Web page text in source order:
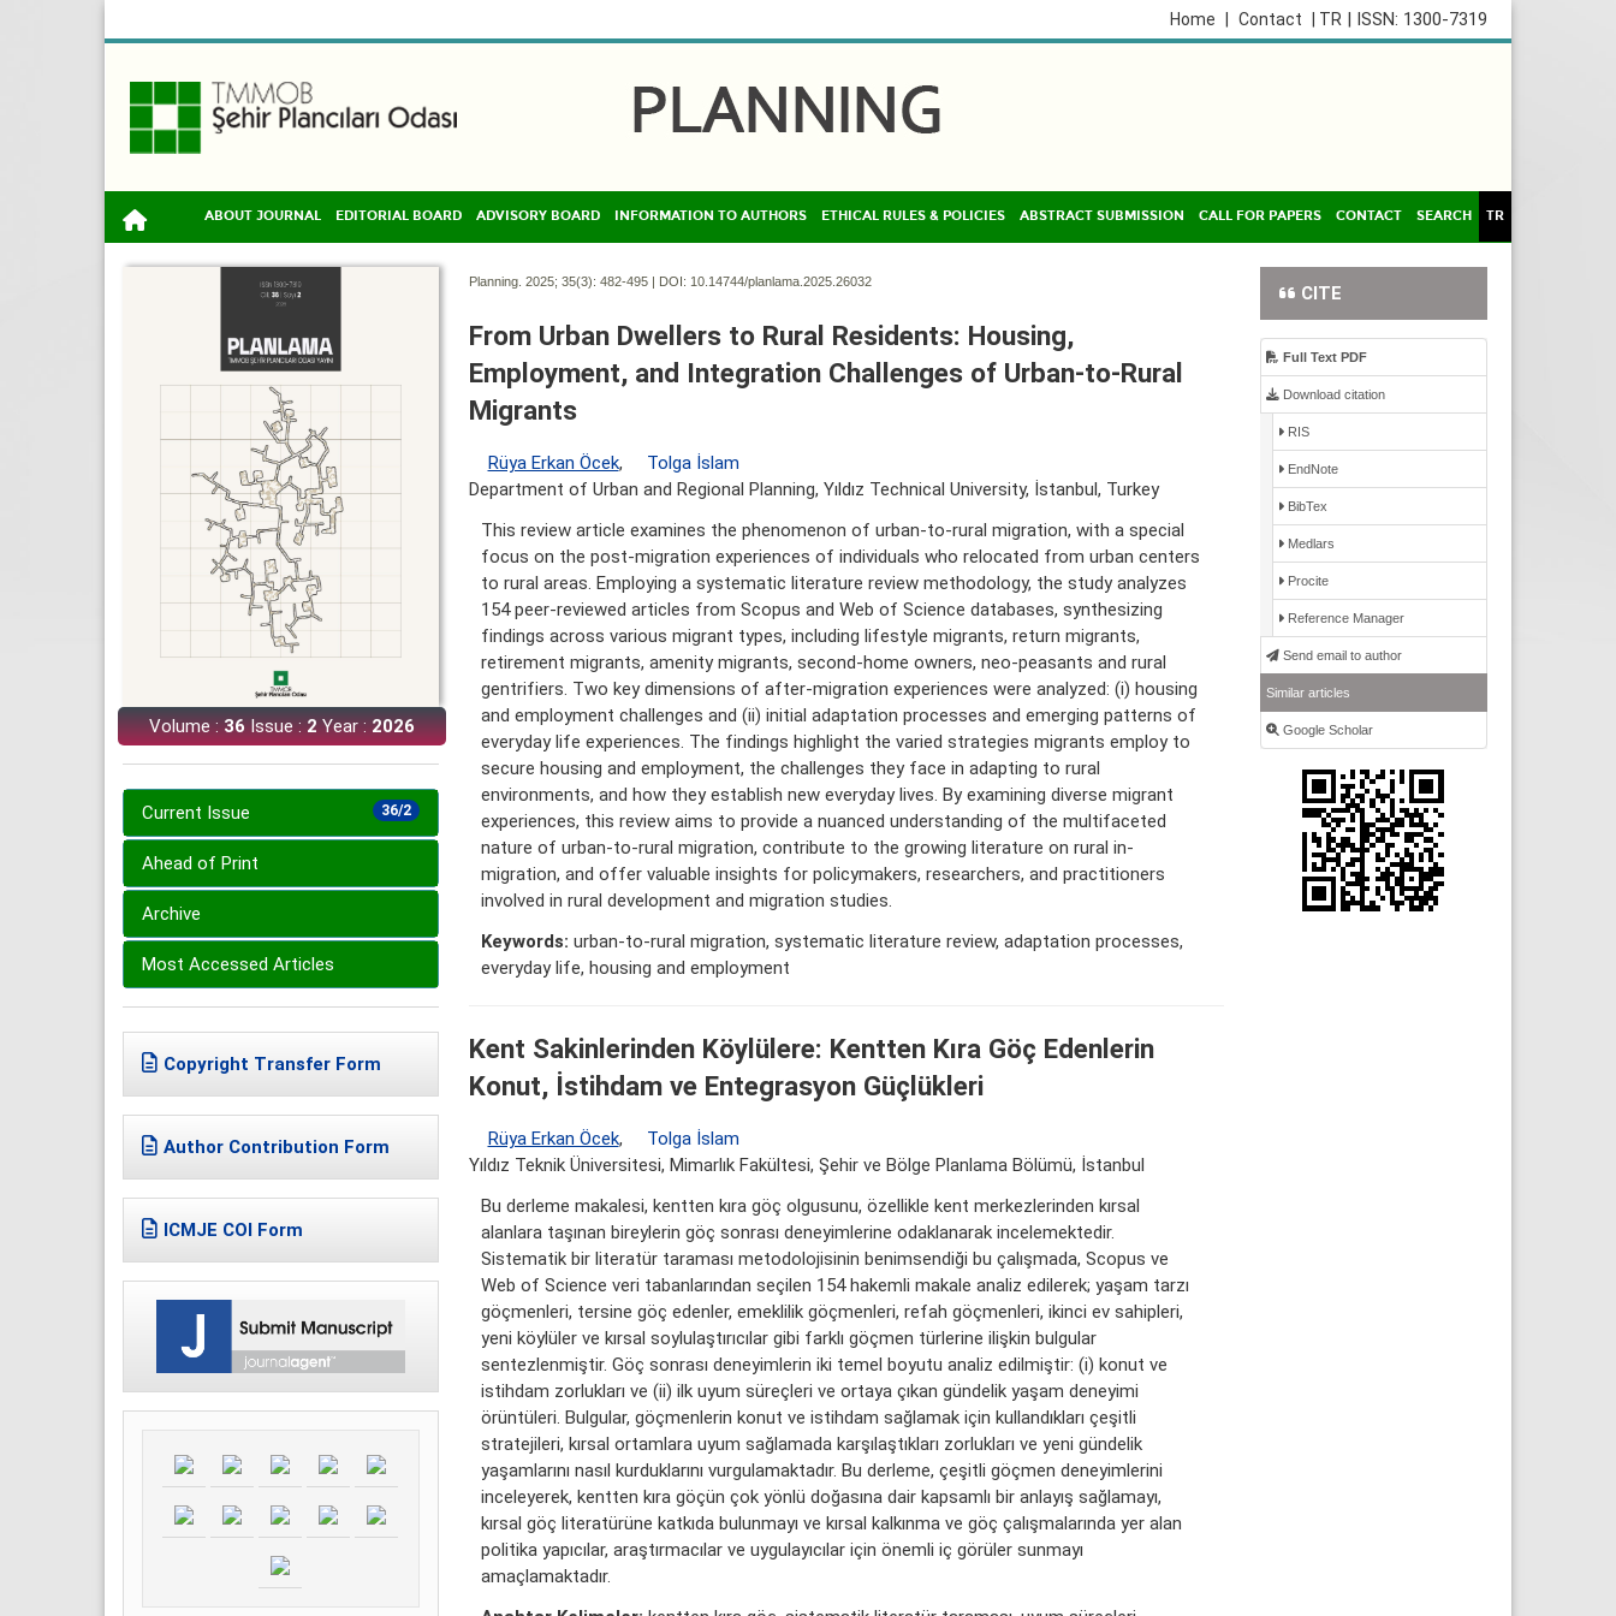
| ISSN: 1300-7319
| TR
Contact
Home
ABOUT JOURNAL EDITORIAL BOARD ADVISORY BOARD INFORMATION TO AUTHORS ETHICAL RULES & POLICIES ABSTRACT SUBMISSION CALL FOR PAPERS CONTACT SEARCH TR
Volume :36Issue :2Year :2026
36/2
Current Issue
Ahead of Print
Archive
Most Accessed Articles
Copyright Transfer Form
Author Contribution Form
ICMJE COI Form
Planning. 2025; 35(3): 482-495 | DOI: 10.14744/planlama.2025.26032
From Urban Dwellers to Rural Residents: Housing,
Employment, and Integration Challenges of Urban-to-Rural
Migrants
Rüya Erkan Öcek,
Tolga İslam
Department of Urban and Regional Planning, Yıldız Technical University, İstanbul, Turkey
This review article examines the phenomenon of urban-to-rural migration, with a special
focus on the post-migration experiences of individuals who relocated from urban centers
to rural areas. Employing a systematic literature review methodology, the study analyzes
154 peer-reviewed articles from Scopus and Web of Science databases, synthesizing
findings across various migrant types, including lifestyle migrants, return migrants,
retirement migrants, amenity migrants, second-home owners, neo-peasants and rural
gentrifiers. Two key dimensions of after-migration experiences were analyzed: (i) housing
and employment challenges and (ii) initial adaptation processes and emerging patterns of
everyday life experiences. The findings highlight the varied strategies migrants employ to
secure housing and employment, the challenges they face in adapting to rural
environments, and how they establish new everyday lives. By examining diverse migrant
experiences, this review aims to provide a nuanced understanding of the multifaceted
nature of urban-to-rural migration, contribute to the growing literature on rural in-
migration, and offer valuable insights for policymakers, researchers, and practitioners
involved in rural development and migration studies.
Keywords: urban-to-rural migration, systematic literature review, adaptation processes,
everyday life, housing and employment
Kent Sakinlerinden Köylülere: Kentten Kıra Göç Edenlerin
Konut, İstihdam ve Entegrasyon Güçlükleri
Rüya Erkan Öcek,
Tolga İslam
Yıldız Teknik Üniversitesi, Mimarlık Fakültesi, Şehir ve Bölge Planlama Bölümü, İstanbul
Bu derleme makalesi, kentten kıra göç olgusunu, özellikle kent merkezlerinden kırsal
alanlara taşınan bireylerin göç sonrası deneyimlerine odaklanarak incelemektedir.
Sistematik bir literatür taraması metodolojisinin benimsendiği bu çalışmada, Scopus ve
Web of Science veri tabanlarından seçilen 154 hakemli makale analiz edilerek; yaşam tarzı
göçmenleri, tersine göç edenler, emeklilik göçmenleri, refah göçmenleri, ikinci ev sahipleri,
yeni köylüler ve kırsal soylulaştırıcılar gibi farklı göçmen türlerine ilişkin bulgular
sentezlenmiştir. Göç sonrası deneyimlerin iki temel boyutu analiz edilmiştir: (i) konut ve
istihdam zorlukları ve (ii) ilk uyum süreçleri ve ortaya çıkan gündelik yaşam deneyimi
örüntüleri. Bulgular, göçmenlerin konut ve istihdam sağlamak için kullandıkları çeşitli
stratejileri, kırsal ortamlara uyum sağlamada karşılaştıkları zorlukları ve yeni gündelik
yaşamlarını nasıl kurduklarını vurgulamaktadır. Bu derleme, çeşitli göçmen deneyimlerini
inceleyerek, kentten kıra göçün çok yönlü doğasına dair kapsamlı bir anlayış sağlamayı,
kırsal göç literatürüne katkıda bulunmayı ve kırsal kalkınma ve göç çalışmalarında yer alan
politika yapıcılar, araştırmacılar ve uygulayıcılar için önemli iç görüler sunmayı
amaçlamaktadır.
CITE
Full Text PDF
Download citation
RIS
EndNote
BibTex
Medlars
Procite
Reference Manager
Send email to author
Similar articles
Google Scholar